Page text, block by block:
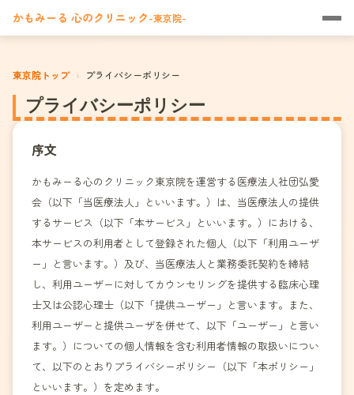
かもみーる 心のクリニック-東京院-
東京院トップ › プライバシーポリシー
プライバシーポリシー
序文
かもみーる心のクリニック東京院を運営する医療法人社団弘愛
会（以下「当医療法人」といいます。）は、当医療法人の提供
するサービス（以下「本サービス」といいます。）における、
本サービスの利用者として登録された個人（以下「利用ユーザ
ー」と言います。）及び、当医療法人と業務委託契約を締結
し、利用ユーザーに対してカウンセリングを提供する臨床心理
士又は公認心理士（以下「提供ユーザー」と言います。また、
利用ユーザーと提供ユーザを併せて、以下「ユーザー」と言い
ます。）についての個人情報を含む利用者情報の取扱いについ
て、以下のとおりプライバシーポリシー（以下「本ポリシー」
といいます。）を定めます。